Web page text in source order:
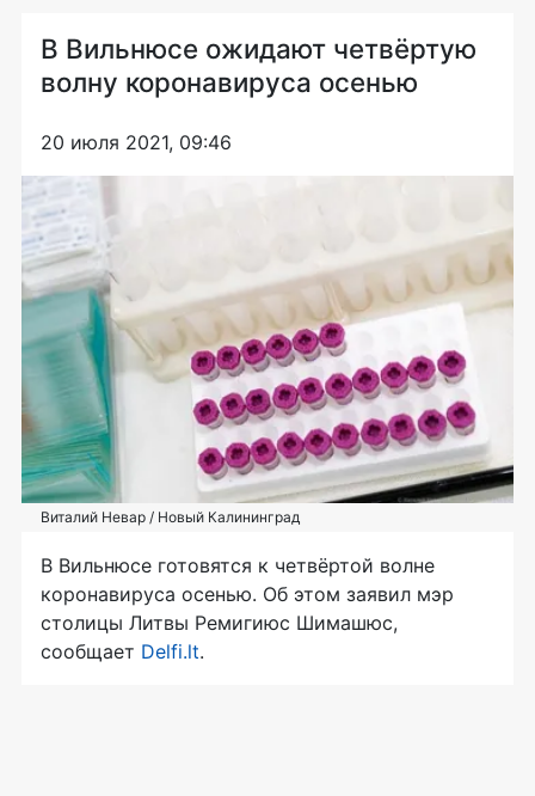
В Вильнюсе ожидают четвёртую
волну коронавируса осенью
20 июля 2021, 09:46
Виталий Невар / Новый Калининград
В Вильнюсе готовятся к четвёртой волне
коронавируса осенью. Об этом заявил мэр
столицы Литвы Ремигиюс Шимашюс,
сообщает Delfi.lt.